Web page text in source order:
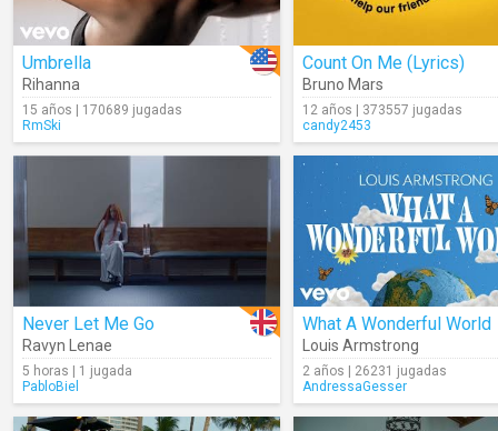
Umbrella
Rihanna
15 años | 170689 jugadas
RmSki
Count On Me (Lyrics)
Bruno Mars
12 años | 373557 jugadas
candy2453
Never Let Me Go
Ravyn Lenae
5 horas | 1 jugada
PabloBiel
What A Wonderful World
Louis Armstrong
2 años | 26231 jugadas
AndressaGesser